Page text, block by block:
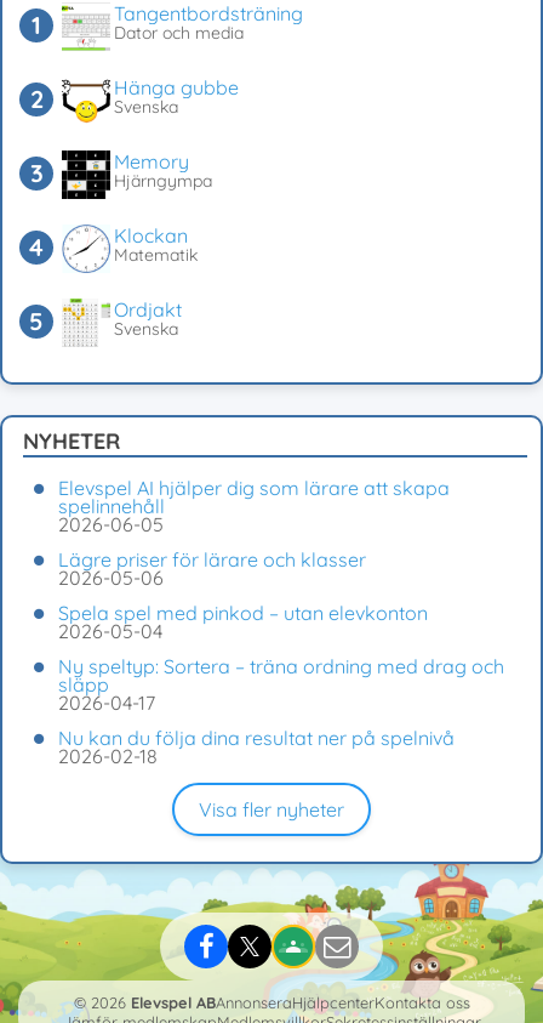
Tangentbordsträning
Dator och media
Hänga gubbe
Svenska
Memory
Hjärngympa
Klockan
Matematik
Ordjakt
Svenska
NYHETER
Elevspel AI hjälper dig som lärare att skapa
spelinnehåll
2026-06-05
Lägre priser för lärare och klasser
2026-05-06
Spela spel med pinkod – utan elevkonton
2026-05-04
Ny speltyp: Sortera – träna ordning med drag och
släpp
2026-04-17
Nu kan du följa dina resultat ner på spelnivå
2026-02-18
Visa fler nyheter
© 2026 Elevspel ABAnnonseraHjälpcenterKontakta oss